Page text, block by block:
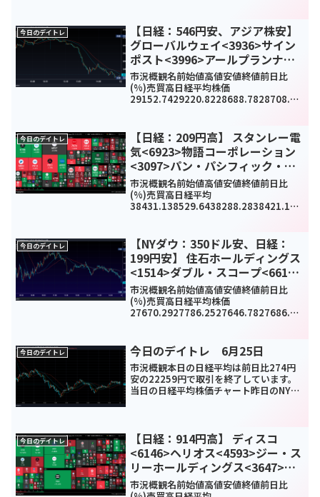
515.32(0.78%)107...
今日のデイトレ
【日経：546円安、アジア株安】
グローバルウェイ<3936>サイン
ポスト<3996>アールプランナー
<2983>今日のデイトレ10月21日
市況概観名前始値高値安値終値前日比
(%)売買高日経平均株価
29152.7429220.8228688.7828708.58
2.972025.92000.672000.81-26...
今日のデイトレ
【日経：209円高】 スタンレー電
気<6923>物語コーポレーション
<3097>パン・パシフィック・イ
ンターナショナルホールディング
ス<7532>今日のデイトレ6月11日
市況概観名前始値高値安値終値前日比
(%)売買高日経平均
38431.138529.6438288.2838421.192
今日のデイトレ
【NYダウ：350ドル安、日経：
199円安】 住石ホールディングス
<1514>ダブル・スコープ<6619>
今日のデイトレ12月7日
市況概観名前始値高値安値終値前日比
(%)売買高日経平均株価
27670.2927786.2527646.7827686.4-
今日のデイトレ 今日のデイトレ 6月25日
市況概観本日の日経平均は前日比274円
安の22259円で取引を終了しています。
当日の日経平均株価チャート昨日のNYダ
なという印象で...
今日のデイトレ
【日経：914円高】 ディスコ
<6146>ヘリオス<4593>ジー・ス
リーホールディングス<3647>今
日のデイトレ1月22日
市況概観名前始値高値安値終値前日比